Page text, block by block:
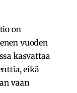
on
vuoden
kasvattaa
eikä
vaan